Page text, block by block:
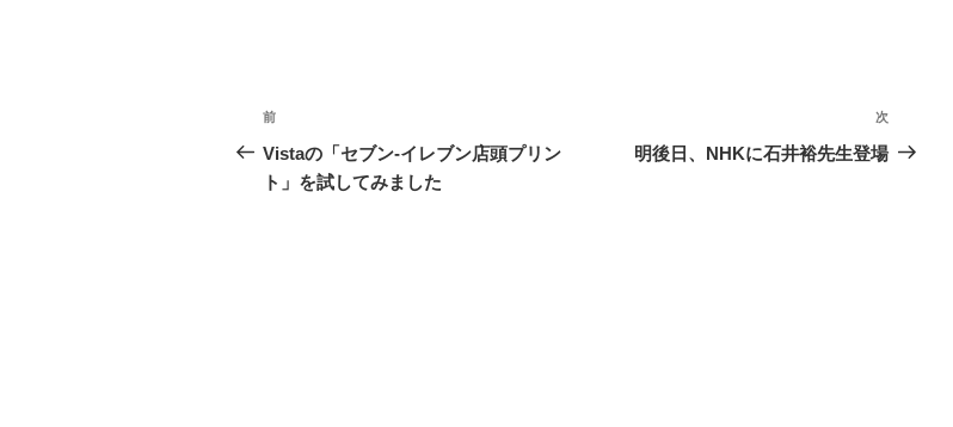
投
稿
ナ
前
の
投
前
Vistaの「セブン-イレブン店頭プリン
ト」を試してみました
次
の
次
明後日、NHKに石井裕先生登場